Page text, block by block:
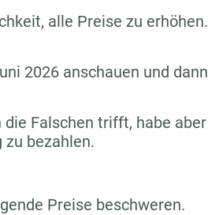
alle Preise zu
2026 anschauen und
Falschen trifft, habe
zu bezahlen.
Preise beschweren.